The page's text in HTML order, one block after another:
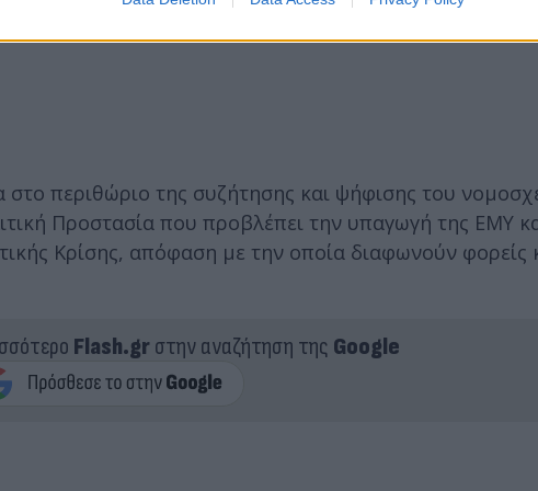
περιθώριο της συζήτησης και ψήφισης του
Προστασία που προβλέπει την υπαγωγή της ΕΜΥ
Κρίσης, απόφαση με την οποία διαφωνούν φορείς
Flash.grστην αναζήτηση της Google